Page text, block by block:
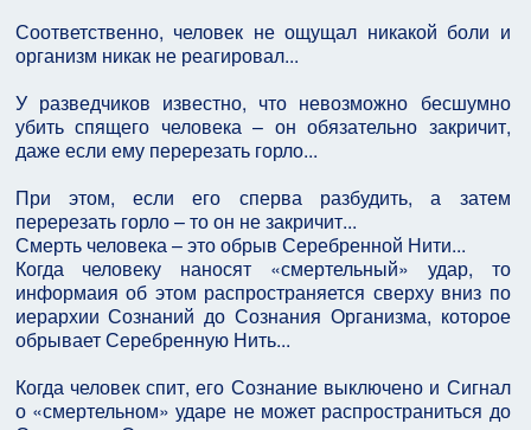
Соответственно, человек не ощущал никакой боли и
организм никак не реагировал...
У разведчиков известно, что невозможно бесшумно
убить спящего человека – он обязательно закричит,
даже если ему перерезать горло...
При этом, если его сперва разбудить, а затем
перерезать горло – то он не закричит...
Смерть человека – это обрыв Серебренной Нити...
Когда человеку наносят «смертельный» удар, то
информаия об этом распространяется сверху вниз по
иерархии Сознаний до Сознания Организма, которое
обрывает Серебренную Нить...
Когда человек спит, его Сознание выключено и Сигнал
о «смертельном» ударе не может распространиться до